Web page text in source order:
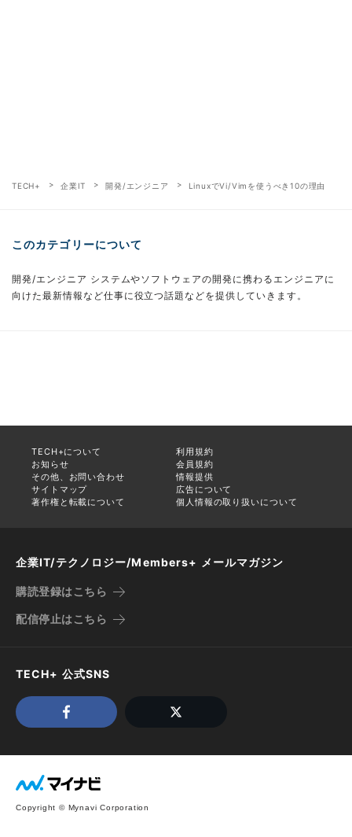
TECH+ 企業IT 開発/エンジニア LinuxでVi/Vimを使うべき10の理由
このカテゴリーについて
開発/エンジニア システムやソフトウェアの開発に携わるエンジニアに
向けた最新情報など仕事に役立つ話題などを提供していきます。
TECH+について
利用規約
お知らせ
会員規約
その他、お問い合わせ
情報提供
サイトマップ
広告について
著作権と転載について
個人情報の取り扱いについて
企業IT/テクノロジー/Members+ メールマガジン
購読登録はこちら
配信停止はこちら
TECH+ 公式SNS
Copyright © Mynavi Corporation